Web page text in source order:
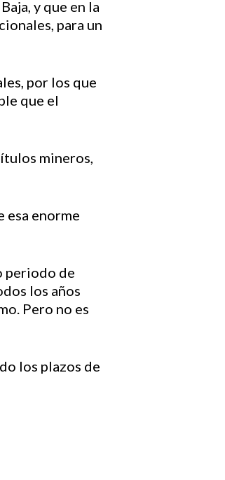
y que en la
para un
por los que
que el
mineros,
esa enorme
periodo de
los años
Pero no es
los plazos de